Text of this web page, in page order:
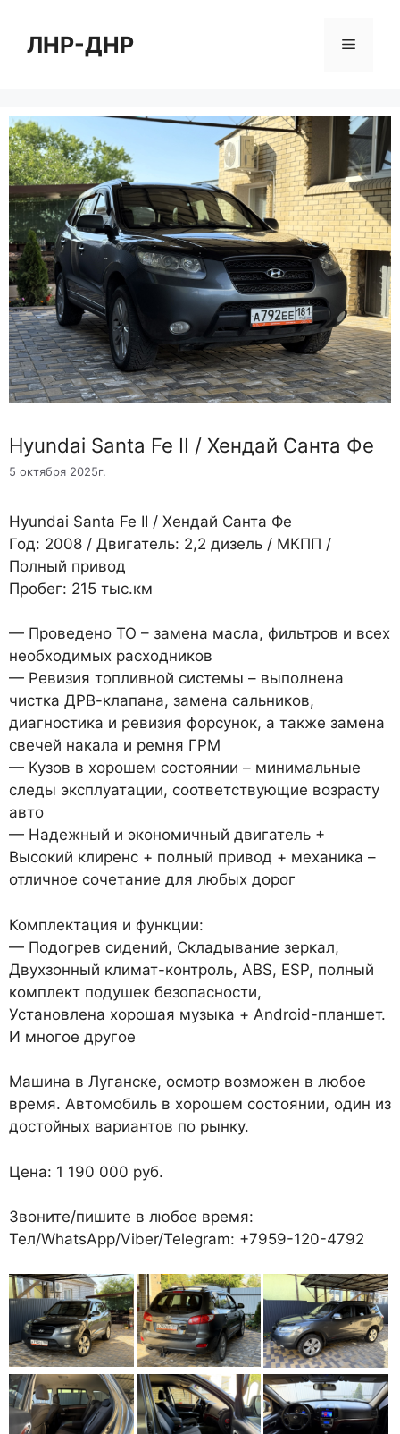
содержимому
ЛНР-ДНР Меню
Hyundai Santa Fe II / Хендай Санта Фе
5 октября 2025г.
Hyundai Santa Fe II / Хендай Санта Фе
Год: 2008 / Двигатель: 2,2 дизель / МКПП /
Полный привод
Пробег: 215 тыс.км
— Проведено ТО – замена масла, фильтров и всех
необходимых расходников
— Ревизия топливной системы – выполнена
чистка ДРВ-клапана, замена сальников,
диагностика и ревизия форсунок, а также замена
свечей накала и ремня ГРМ
— Кузов в хорошем состоянии – минимальные
следы эксплуатации, соответствующие возрасту
авто
— Надежный и экономичный двигатель +
Высокий клиренс + полный привод + механика –
отличное сочетание для любых дорог
Комплектация и функции:
— Подогрев сидений, Складывание зеркал,
Двухзонный климат-контроль, ABS, ESP, полный
комплект подушек безопасности,
Установлена хорошая музыка + Android-планшет.
И многое другое
Машина в Луганске, осмотр возможен в любое
время. Автомобиль в хорошем состоянии, один из
достойных вариантов по рынку.
Цена: 1 190 000 руб.
Звоните/пишите в любое время:
Тел/WhatsApp/Viber/Telegram: +7959-120-4792